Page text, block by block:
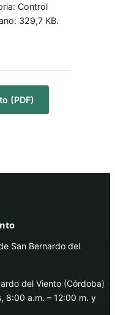
Control
329,7 KB.
(PDF)
San Bernardo del
del Viento (Córdoba)
8:00 a.m. – 12:00 m. y